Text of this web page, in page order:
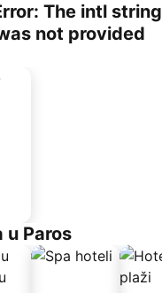
The intl string
not provided
u Paros